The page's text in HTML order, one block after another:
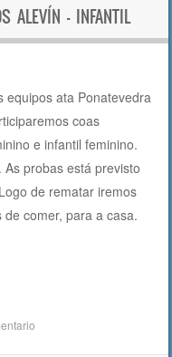
ALEVÍN – INFANTIL
equipos ata Ponatevedra
coas
e infantil feminino.
probas está previsto
de rematar iremos
comer, para a casa.